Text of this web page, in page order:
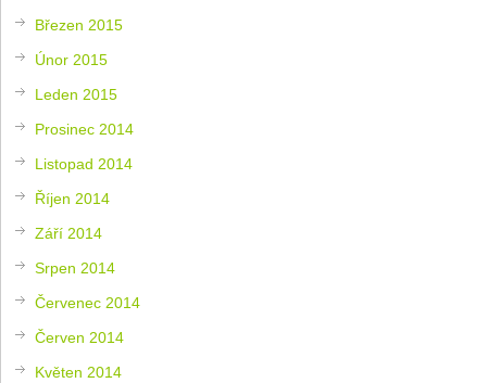
Březen 2015
Únor 2015
Leden 2015
Prosinec 2014
Listopad 2014
Říjen 2014
Září 2014
Srpen 2014
Červenec 2014
Červen 2014
Květen 2014